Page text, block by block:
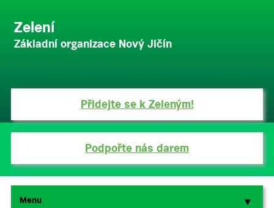
Zelení
Základní organizace Nový Jičín
Přidejte se k Zeleným!
Podpořte nás darem
Menu ▼
▼